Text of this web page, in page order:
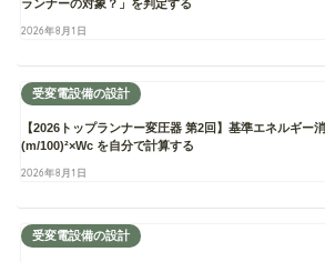
ランナーの対象？」を判定する
2026年8月1日
受変電設備の設計
【2026トップランナー変圧器 第2回】基準エネルギー
(m/100)²×Wc を自分で計算する
2026年8月1日
受変電設備の設計